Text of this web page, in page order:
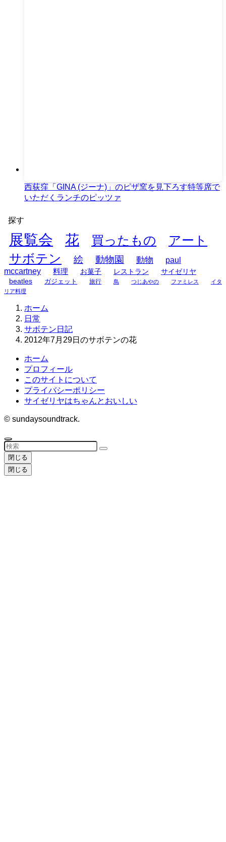
西荻窪「GINA (ジーナ)」のピザ窯を見下ろす特等席で
いただくランチのピッツァ
探す
展覧会 花 買ったもの アート
サボテン 絵 動物園 動物
paul
mccartney
料理 お菓子 レストラン サイゼリヤ
beatles ガジェット 旅行 鳥 つじあやの ファミレス
イタ
リア料理
ホーム
日常
サボテン日記
2012年7月29日のサボテンの花
ホーム
プロフィール
このサイトについて
プライバシーポリシー
サイゼリヤはちゃんとおいしい
© sundaysoundtrack.
閉じる
閉じる